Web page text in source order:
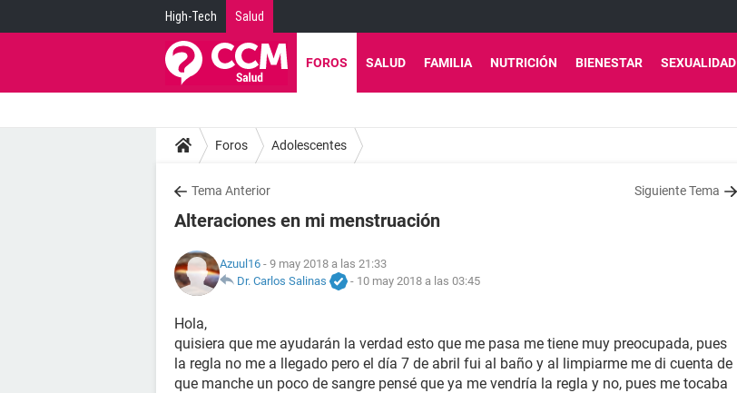
High-Tech Salud
FOROS SALUD FAMILIA NUTRICIÓN BIENESTAR SEXUALIDAD
Foros Adolescentes
Tema Anterior Siguiente Tema
Alteraciones en mi menstruación
Azuul16 - 9 may 2018 a las 21:33
Dr. Carlos Salinas
- 10 may 2018 a las 03:45
Hola,
quisiera que me ayudarán la verdad esto que me pasa me tiene muy preocupada, pues
la regla no me a llegado pero el día 7 de abril fui al baño y al limpiarme me di cuenta de
que manche un poco de sangre pensé que ya me vendría la regla y no, pues me tocaba